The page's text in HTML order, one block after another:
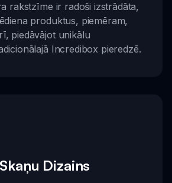
rakstzīme ir radoši izstrādāta,
produktus, piemēram,
piedāvājot unikālu
Incredibox pieredzē.
Dizains